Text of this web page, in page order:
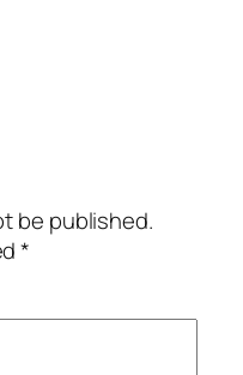
be published.
*